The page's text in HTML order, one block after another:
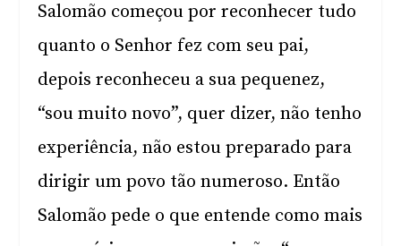
Salomão começou por reconhecer tudo
quanto o Senhor fez com seu pai,
depois reconheceu a sua pequenez,
“sou muito novo”, quer dizer, não tenho
experiência, não estou preparado para
dirigir um povo tão numeroso. Então
Salomão pede o que entende como mais